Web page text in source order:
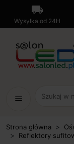
local_shipping
Wysyłka od 24H
menu
Strona główna
Reflektory